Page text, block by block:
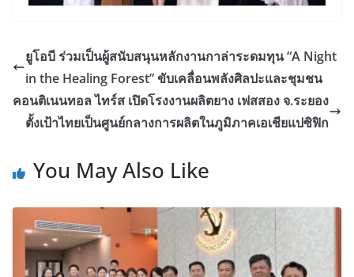
ยูโอบี ร่วมเป็นผู้สนับสนุนหลักงานกาล่าระดมทุน “A Night
in the Healing Forest” ขับเคลื่อนพลังศิลปะและชุมชน
คอนติเนนทอล ไทร์ส เปิดโรงงานผลิตยาง เฟสสอง จ.ระยอง
ตั้งเป้าไทยเป็นศูนย์กลางการผลิตในภูมิภาคเอเชียแปซิฟิก
You May Also Like